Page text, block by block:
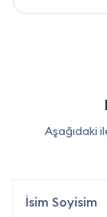
Aşağıdaki